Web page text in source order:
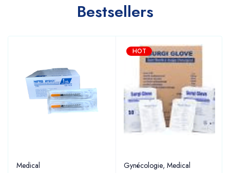
Bestsellers
Medical
HOT
Gynécologie, Medical